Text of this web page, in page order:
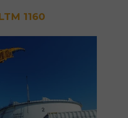
1160